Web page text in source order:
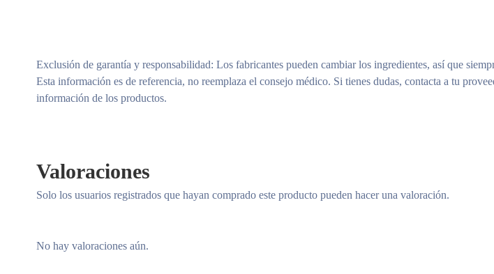
Exclusión de garantía y responsabilidad: Los fabricantes pueden cambiar los ingredientes, así que
Esta información es de referencia, no reemplaza el consejo médico. Si tienes dudas, contacta a tu
información de los productos.
Valoraciones
No hay valoraciones aún.
Solo los usuarios registrados que hayan comprado este producto pueden hacer una valoración.